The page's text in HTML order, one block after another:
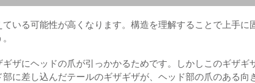
いる可能性が高くなります。構造を理解することで上手に
ザにヘッドの爪が引っかかるためです。しかしこのギザギ
に差し込んだテールのギザギザが、ヘッド部の爪のある向